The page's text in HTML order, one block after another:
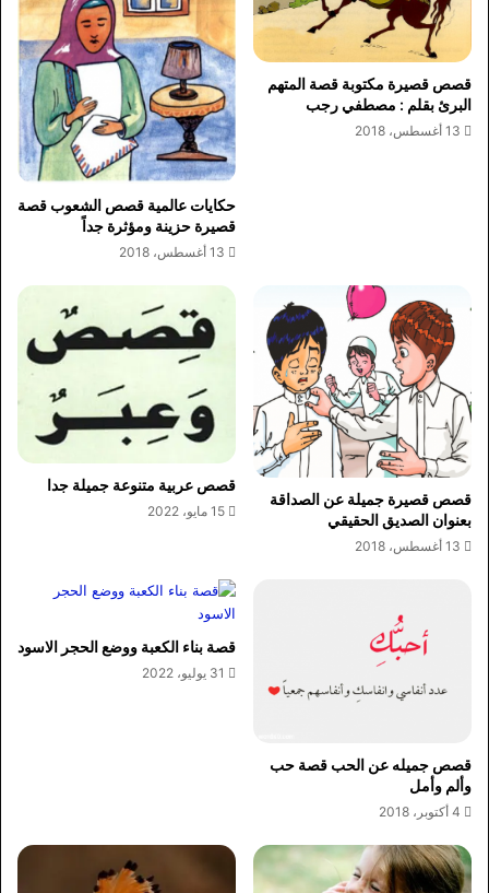
قصص قصيرة مكتوبة قصة المتهم
البرئ بقلم : مصطفي رجب
13 أغسطس، 2018
حكايات عالمية قصص الشعوب قصة
قصيرة حزينة ومؤثرة جداً
13 أغسطس، 2018
قصص قصيرة جميلة عن الصداقة
بعنوان الصديق الحقيقي
13 أغسطس، 2018
قصص عربية متنوعة جميلة جدا
15 مايو، 2022
قصص جميله عن الحب قصة حب
وألم وأمل
4 أكتوبر، 2018
قصة بناء الكعبة ووضع الحجر الاسود
31 يوليو، 2022